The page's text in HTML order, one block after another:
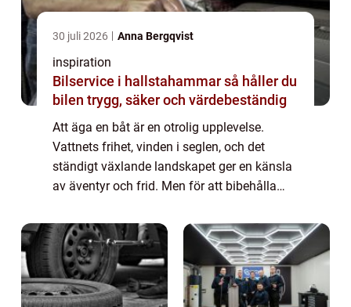
30 juli 2026 Anna Bergqvist
inspiration
Bilservice i hallstahammar så håller du
bilen trygg, säker och värdebeständig
Att äga en båt är en otrolig upplevelse.
Vattnets frihet, vinden i seglen, och det
ständigt växlande landskapet ger en känsla
av äventyr och frid. Men för att bibehålla